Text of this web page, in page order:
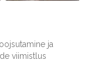
ja
viimistlus